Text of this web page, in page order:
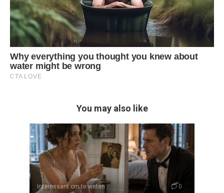
You may also like
Interessant om te weten 0